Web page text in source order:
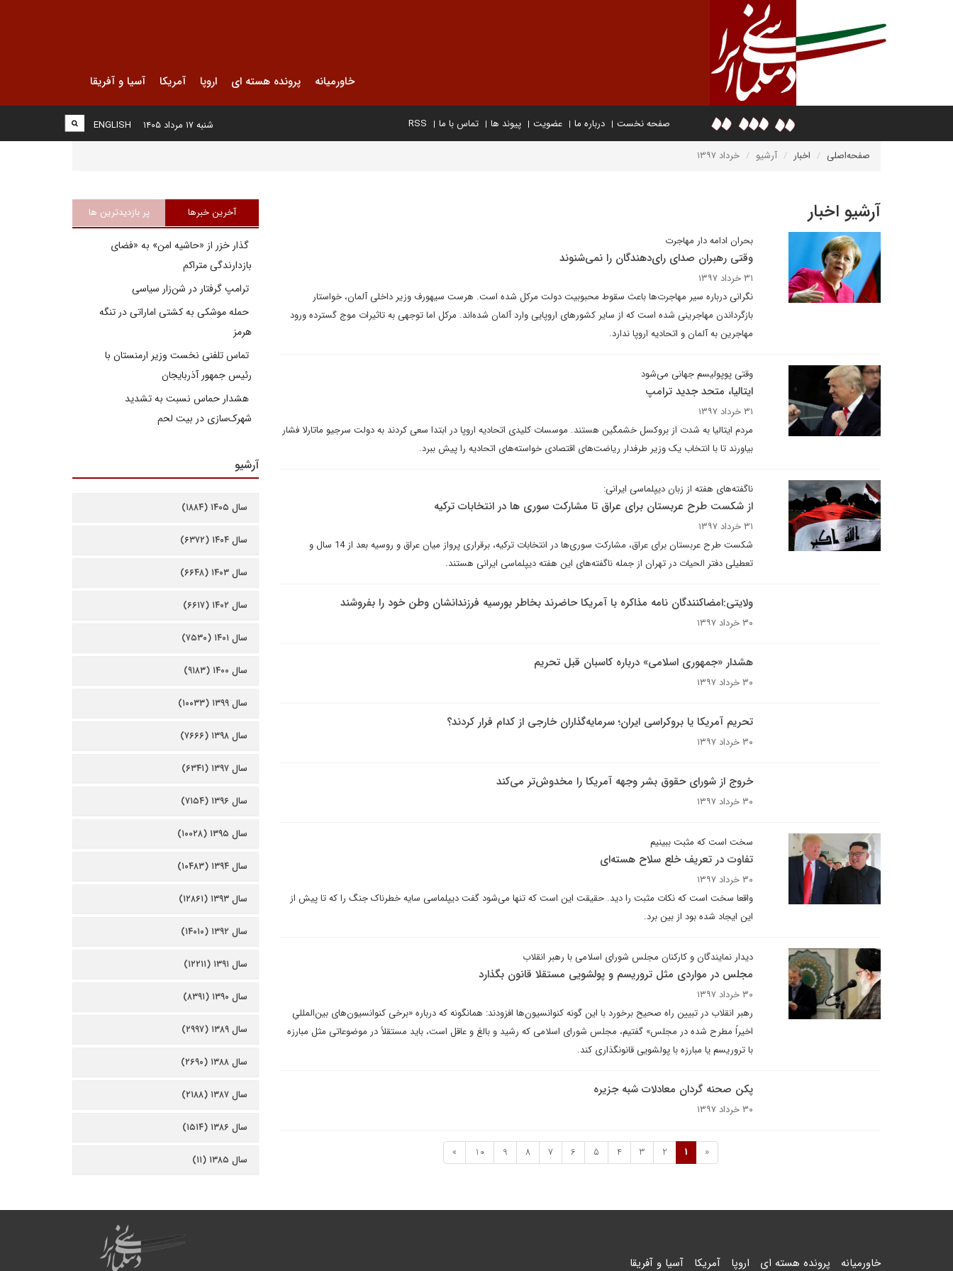
خاورمیانه پرونده هسته ای اروپا آمریکا آسیا و آفریقا
صفحه نخست درباره ما عضویت پیوند ها تماس با ما RSS
ENGLISH شنبه ۱۷ مرداد ۱۴۰۵
صفحه‌اصلی اخبار آرشیو خرداد ۱۳۹۷
آرشیو اخبار
بحران ادامه دار مهاجرت
وقتی رهبران صدای رای‌دهندگان را نمی‌شنوند
۳۱ خرداد ۱۳۹۷
نگرانی درباره سیر مهاجرت‌ها باعث سقوط محبوبیت دولت مرکل شده است. هرست سیهورف وزیر داخلی آلمان، خواستار
بازگرداندن مهاجرینی شده است که از سایر کشورهای اروپایی وارد آلمان شده‌اند. مرکل اما توجهی به تاثیرات موج گسترده ورود
مهاجرین به آلمان و اتحادیه اروپا ندارد.
وقتی پوپولیسم جهانی می‌شود
ایتالیا، متحد جدید ترامپ
۳۱ خرداد ۱۳۹۷
مردم ایتالیا به شدت از بروکسل خشمگین هستند. موسسات کلیدی اتحادیه اروپا در ابتدا سعی کردند به دولت سرجیو ماتارلا فشار
بیاورند تا با انتخاب یک وزیر طرفدار ریاضت‌های اقتصادی خواسته‌های اتحادیه را پیش ببرد.
ناگفته‌های هفته از زبان دیپلماسی ایرانی:
از شکست طرح عربستان برای عراق تا مشارکت سوری ها در انتخابات ترکیه
۳۱ خرداد ۱۳۹۷
شکست طرح عربستان برای عراق، مشارکت سوری‌ها در انتخابات ترکیه، برقراری پرواز میان عراق و روسیه بعد از 14 سال و
تعطیلی دفتر الحیات در تهران از جمله ناگفته‌های این هفته دیپلماسی ایرانی هستند.
ولایتی:امضاکنندگان نامه مذاکره با آمریکا حاضرند بخاطر بورسیه فرزندانشان وطن خود را بفروشند
۳۰ خرداد ۱۳۹۷
هشدار «جمهوری اسلامی» درباره کاسبان قبل تحریم
۳۰ خرداد ۱۳۹۷
تحریم آمریکا یا بروکراسی ایران؛ سرمایه‌گذاران خارجی از کدام فرار کردند؟
۳۰ خرداد ۱۳۹۷
خروج از شورای حقوق بشر وجهه آمریکا را مخدوش‌تر می‌کند
۳۰ خرداد ۱۳۹۷
سخت است که مثبت ببینیم
تفاوت در تعریف خلع سلاح هسته‌ای
۳۰ خرداد ۱۳۹۷
واقعا سخت است که نکات مثبت را دید. حقیقت این است که تنها می‌شود گفت دیپلماسی سایه خطرناک جنگ را که تا پیش از
این ایجاد شده بود از بین برد.
دیدار نمایندگان و کارکنان مجلس شورای اسلامی با رهبر انقلاب
مجلس در مواردی مثل تروریسم و پولشویی مستقلا قانون بگذارد
۳۰ خرداد ۱۳۹۷
رهبر انقلاب در تبیین راه صحیح برخورد با این گونه کنوانسیون‌ها افزودند: همانگونه که درباره «برخی کنوانسیون‌های بین‌المللیِ
اخیراً مطرح شده در مجلس» گفتیم، مجلس شورای اسلامی که رشید و بالغ و عاقل است، باید مستقلاً در موضوعاتی مثل مبارزه
با تروریسم یا مبارزه با پولشویی قانونگذاری کند.
پکن صحنه گردان معادلات شبه جزیره
۳۰ خرداد ۱۳۹۷
«
1
2
3
4
5
6
7
8
9
10
»
آخرین خبرها پر بازدیدترین ها
گذار خزر از «حاشیه امن» به «فضای
بازدارندگی متراکم
ترامپ گرفتار در شن‌زار سیاسی
حمله موشکی به کشتی اماراتی در تنگه
هرمز
تماس تلفنی نخست وزیر ارمنستان با
رئیس جمهور آذربایجان
هشدار حماس نسبت به تشدید
شهرک‌سازی در بیت‌ لحم
آرشیو
سال ۱۴۰۵ (۱۸۸۴)
سال ۱۴۰۴ (۶۳۷۲)
سال ۱۴۰۳ (۶۶۴۸)
سال ۱۴۰۲ (۶۶۱۷)
سال ۱۴۰۱ (۷۵۳۰)
سال ۱۴۰۰ (۹۱۸۳)
سال ۱۳۹۹ (۱۰۰۳۳)
سال ۱۳۹۸ (۷۶۶۶)
سال ۱۳۹۷ (۶۳۴۱)
سال ۱۳۹۶ (۷۱۵۴)
سال ۱۳۹۵ (۱۰۰۲۸)
سال ۱۳۹۴ (۱۰۴۸۳)
سال ۱۳۹۳ (۱۲۸۶۱)
سال ۱۳۹۲ (۱۴۰۱۰)
سال ۱۳۹۱ (۱۲۲۱۱)
سال ۱۳۹۰ (۸۳۹۱)
سال ۱۳۸۹ (۲۹۹۷)
سال ۱۳۸۸ (۲۶۹۰)
سال ۱۳۸۷ (۲۱۸۸)
سال ۱۳۸۶ (۱۵۱۴)
سال ۱۳۸۵ (۱۱)
خاورمیانه پرونده هسته ای اروپا آمریکا آسیا و آفریقا